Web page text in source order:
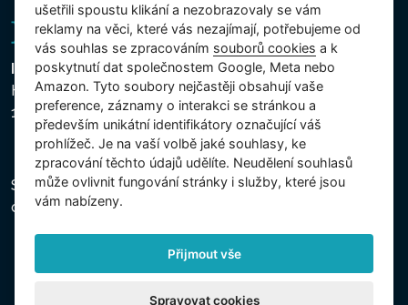
Intex Trading, s.r.o.
Hradecká 2526/3
130 00 Praha 3 - Česká republika
Společnost je zapsána u Městského soudu v Praze,
oddíl C, vložka 74759, IČ 26150808, DIČ CZ26150808.
ušetřili spoustu klikání a nezobrazovaly se vám
reklamy na věci, které vás nezajímají, potřebujeme od
vás souhlas se zpracováním souborů cookies a k
poskytnutí dat společnostem Google, Meta nebo
Amazon. Tyto soubory nejčastěji obsahují vaše
preference, záznamy o interakci se stránkou a
především unikátní identifikátory označující váš
prohlížeč. Je na vaší volbě jaké souhlasy, ke
zpracování těchto údajů udělíte. Neudělení souhlasů
může ovlivnit fungování stránky i služby, které jsou
vám nabízeny.
Přijmout vše
Spravovat cookies